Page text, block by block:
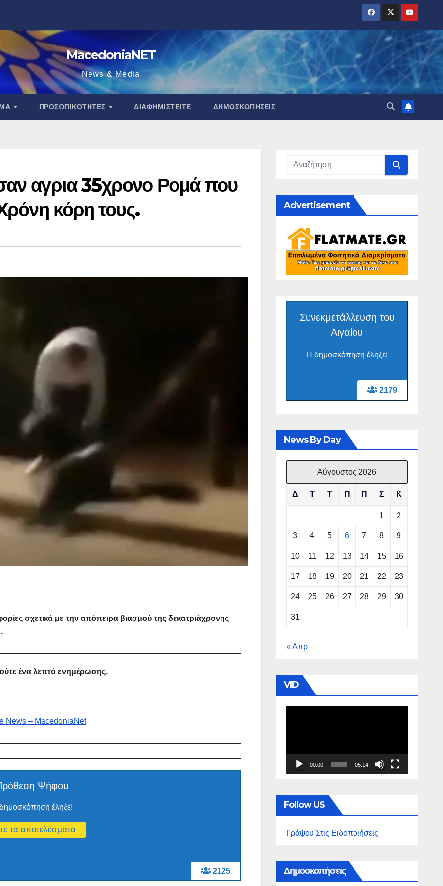
MacedoniaNET
News & Media
ΠΡΟΣΩΠΙΚΌΤΗΤΕΣ ΔΙΑΦΗΜΙΣΤΕΊΤΕ ΔΗΜΟΣΚΟΠΉΣΕΙΣ
αγρια 35χρονο Ρομά που
κόρη τους.
σχετικά με την απόπειρα βιασμού της δεκατριάχρονης
ένα λεπτό ενημέρωσης.
News – MacedoniaNet
2125
Ψήφου
έληξε!
Advertisement
2179
Συνεκμετάλλευση του
Αιγαίου
Η δημοσκόπηση έληξε!
News By Day
Αύγουστος 2026
Δ Τ Τ Π Π Σ Κ
1 2
3 4 5 6 7 8 9
10 11 12 13 14 15 16
17 18 19 20 21 22 23
24 25 26 27 28 29 30
31
« Απρ
VID
00:00 05:14
Follow US
Γράψου Στις Ειδοποιήσεις
Δημοσκοπήσεις